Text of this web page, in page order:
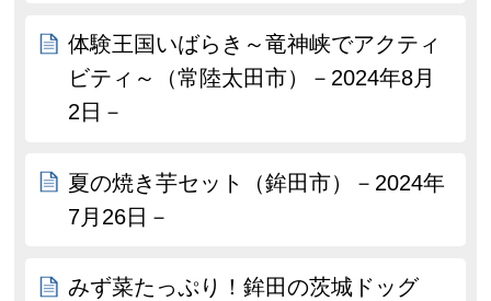
体験王国いばらき～竜神峡でアクティ
ビティ～（常陸太田市）－2024年8月
2日－
夏の焼き芋セット（鉾田市）－2024年
7月26日－
みず菜たっぷり！鉾田の茨城ドッグ